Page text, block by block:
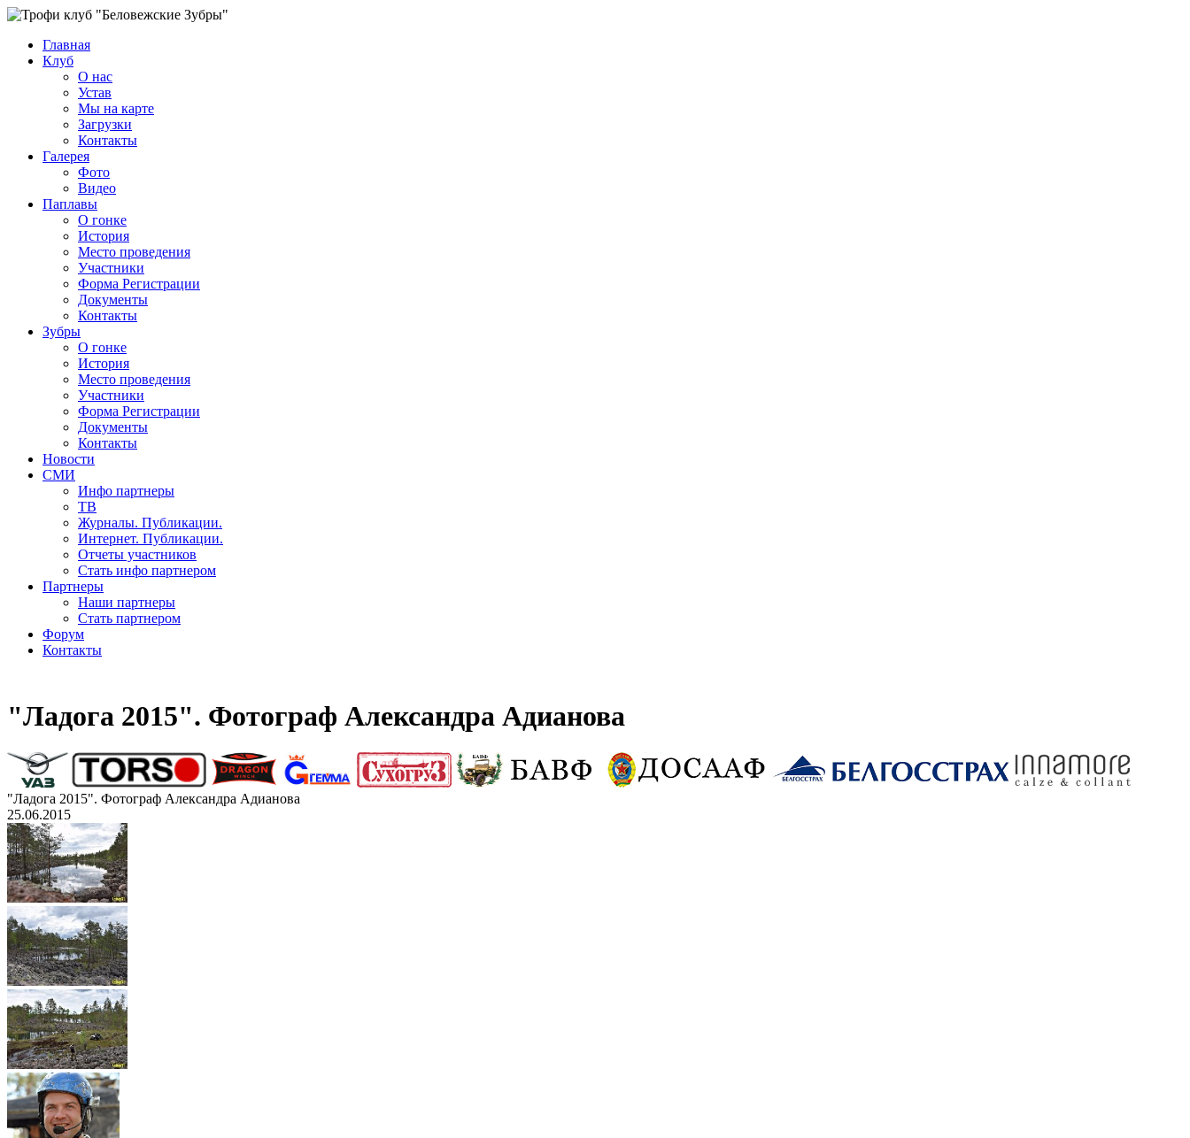
Главная
Клуб
О нас
Устав
Мы на карте
Загрузки
Контакты
Галерея
Фото
Видео
Паплавы
О гонке
История
Место проведения
Участники
Форма Регистрации
Документы
Контакты
Зубры
О гонке
История
Место проведения
Участники
Форма Регистрации
Документы
Контакты
Новости
СМИ
Инфо партнеры
ТВ
Журналы. Публикации.
Интернет. Публикации.
Отчеты участников
Стать инфо партнером
Партнеры
Наши партнеры
Стать партнером
Форум
Контакты
"Ладога 2015". Фотограф Александра Адианова
"Ладога 2015". Фотограф Александра Адианова
25.06.2015